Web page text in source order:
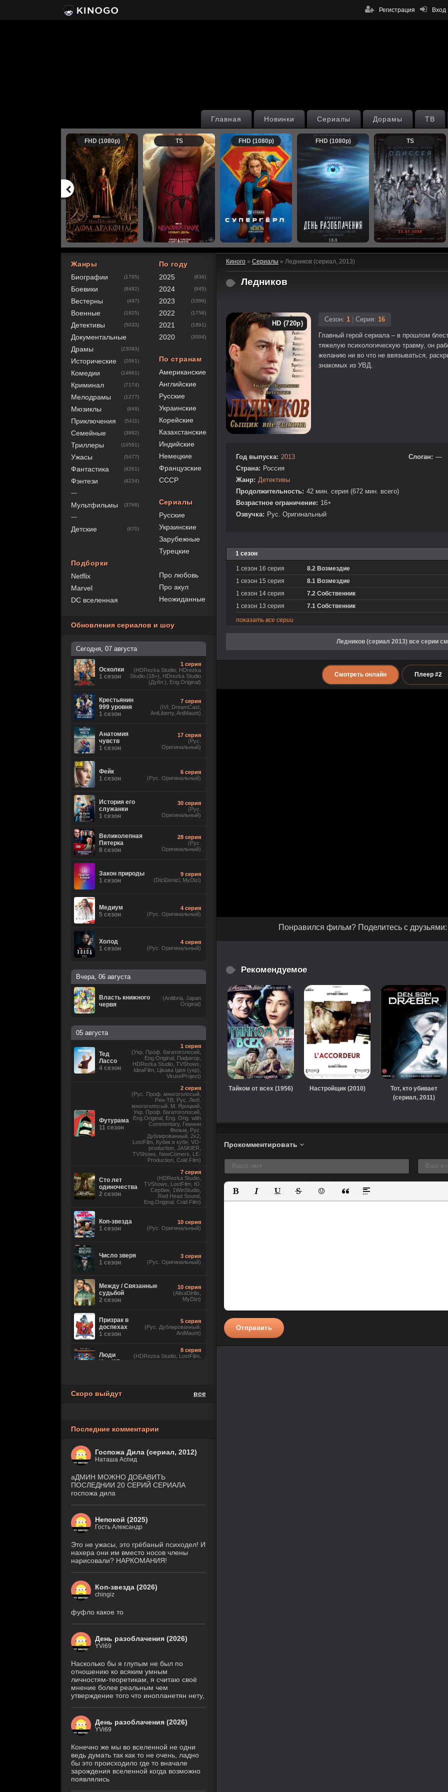
Вход
Регистрация
ТВ
Дорамы
Сериалы
Новинки
Главная
FHD (1080p) TS FHD (1080p) FHD (1080p) TS
Киного » Сериалы » Ледников (сериал, 2013)
Ледников
60
1 2 3 4
HD (720p)
Сезон: 1 Серия: 16
Главный герой сериала – в прошлом
тяжелую психологическую травму, он
желанию ни во что не ввязываться,
знакомых из УВД.
Год выпуска: 2013
Страна: Россия
Жанр: Детективы
Продолжительность: 42 мин. серия (672 мин. всего)
Возрастное ограничение: 16+
Озвучка: Рус. Оригинальный
Слоган: —
1 сезон
1 сезон 16 серия
8.2 Возмездие
1 сезон 15 серия
8.1 Возмездие
1 сезон 14 серия
7.2 Собственник
1 сезон 13 серия
7.1 Собственник
показать все серии
Ледников (сериал 2013) все серии
Смотреть онлайн Плеер #2
Понравился фильм? Поделитесь с друзьями:
Рекомендуемое
Тайком от всех (1956) Настройщик (2010)
Тот, кто убивает
(сериал, 2011)
Прокомментировать
Полужирный
КурсивПодчеркнутый
ЗачеркнутыйВставить смайлик
Вставка цитаты
Вставка спойлера
Отправить
Жанры
Биографии
(1795)
Боевики (8482)
Вестерны (497)
Военные (1925)
Детективы (5033)
Документальные
Драмы
(23093)
Исторические (2061)
Комедии (14661)
Криминал (7174)
Мелодрамы (1277)
Мюзиклы (849)
Приключения (5411)
Семейные (3882)
Триллеры (10591)
Ужасы (5477)
Фантастика (4261)
Фэнтези (4234)
—
Мультфильмы (3768)
—
Детские (670)
Подборки
Netflix
Marvel
DC вселенная
По году
2025
(836)
2024 (945)
2023 (1096)
2022 (1756)
2021 (1891)
2020 (3004)
По странам
Американские
Английские
Русские
Украинские
Корейские
Казахстанские
Индийские
Немецкие
Французские
СССР
Сериалы
Русские
Украинские
Зарубежные
Турецкие
Про любовь
Про акул
Неожиданные
Обновления сериалов и шоу
Сегодня, 07 августа
Осколки
1 сезон
1 серия
(HDRezka Studio, HDrezka
Studio (18+), HDrezka Studio
(Дубл.), Eng.Original)
Крестьянин
999 уровня
1 сезон
7 серия
(IVI, DreamCast,
AniLiberty, AniMaunt)
Анатомия
чувств
1 сезон
17 серия
(Рус.
Оригинальный)
Фейк
1 сезон
6 серия
(Рус. Оригинальный)
История его
служанки
1 сезон
30 серия
(Рус.
Оригинальный)
Великолепная
Пятерка
8 сезон
28 серия
(Рус.
Оригинальный)
Закон природы
1 сезон
9 серия
(DiziDenizi, MyDizi)
Медиум
5 сезон
4 серия
(Рус. Оригинальный)
Холод
1 сезон
4 серия
(Рус. Оригинальный)
Вчера, 06 августа
Власть книжного
червя
(Anilibria, Japan
Original)
05 августа
Тед
Лассо
4 сезон
1 серия
(Укр. Проф. багатоголосий,
Eng.Original, Пифагор,
HDRezka Studio, TVShows,
IdeaFilm, Цікава Ідея (укр),
ViruseProject)
Футурама
11 сезон
2 серия
(Рус. Проф. многоголосый,
Рен-ТВ, Рус. Люб.
многоголосый, М. Яроцкий,
Укр. Проф. багатоголосий,
Eng.Original, Eng. Orig. with
Commentary, Гемини
Фильм, Рус.
Дублированный, 2x2,
LostFilm, Кубик в кубе, VO-
production, JASKIER,
TVShows, NewComers, LE-
Production, Cold Film)
Сто лет
одиночества
2 сезон
7 серия
(HDRezka Studio,
TVShows, LostFilm, Ю.
Сербин, 1WinStudio,
Red Head Sound,
Eng.Original, Cold Film)
Коп-звезда
1 сезон
10 серия
(Рус. Оригинальный)
Число зверя
1 сезон
3 серия
(Рус. Оригинальный)
Между / Связанные
судьбой
2 сезон
10 серия
(AlisaDirilis,
MyDizi)
Призрак в
доспехах
1 сезон
5 серия
(Рус. Дублированный,
AniMaunt)
Люди
Икс ’97
8 серия
(HDRezka Studio, LostFilm,
Лаки
(LostFilm, HDRezka Studio,
HDrezka Studio (18+),
Девятый джедай
Ира
Игра
Настоящий
8 сезон
HDRezka Studio,
Cold Film, Original)
Скоро выйдут все
Последние комментарии
Госпожа Дила (сериал, 2012)
Наташа Аспид
аДМИН МОЖНО ДОБАВИТЬ
ПОСЛЕДНИИ 20 СЕРИЙ СЕРИАЛА
госпожа дила
Непокой (2025)
Гость Александр
Это не ужасы, это грёбаный психодел! И
нахера они им вместо носов члены
нарисовали? НАРКОМАНИЯ!
Коп-звезда (2026)
chingiz
фуфло какое то
День разоблачения (2026)
YVi69
Насколько бы я глупым не был по
отношению ко всяким умным
личностям-теоретикам, я считаю своё
мнение более реальным чем
утверждение того что инопланетян нету,
День разоблачения (2026)
YVi69
Конечно же мы во вселенной не одни
ведь думать так как то не очень, ладно
бы это происходило где то вначале
зарождения вселенной когда возможно
появлялись